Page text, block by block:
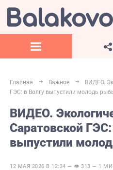
Главная Важное
ВИДЕО.
ГЭС: в Волгу выпустили молодь
ВИДЕО.
Саратовской
выпустили
12 МАЯ 2026 В 12:34 — 👁 313 — 1